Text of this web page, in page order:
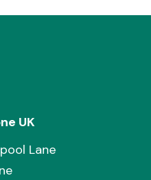
UK
Lane